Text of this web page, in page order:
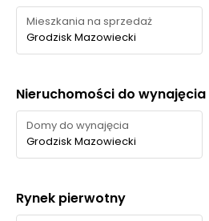
Mieszkania na sprzedaż
Grodzisk Mazowiecki
Nieruchomości do wynajęcia
Domy do wynajęcia
Grodzisk Mazowiecki
Rynek pierwotny